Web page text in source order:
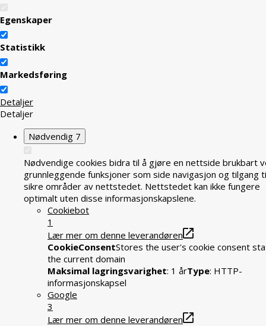
Egenskaper
Statistikk
Markedsføring
Detaljer
Detaljer
Nødvendig 7
Nødvendige cookies bidra til å gjøre en nettside brukbart
grunnleggende funksjoner som side navigasjon og tilgang
sikre områder av nettstedet. Nettstedet kan ikke fungere
optimalt uten disse informasjonskapslene.
Cookiebot
1
Lær mer om denne leverandøren
CookieConsentStores the user's cookie consent
the current domain
Maksimal lagringsvarighet: 1 årType: HTTP-
informasjonskapsel
Google
3
Lær mer om denne leverandøren